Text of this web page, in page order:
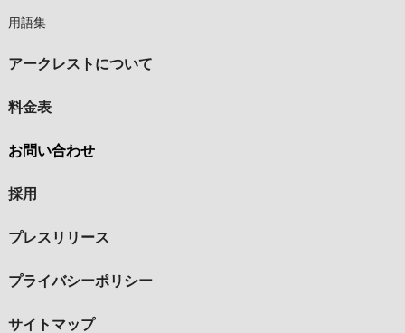
用語集
アークレストについて
料金表
お問い合わせ
採用
プレスリリース
プライバシーポリシー
サイトマップ